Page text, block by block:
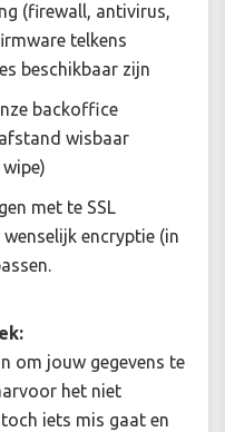
(firewall, antivirus,
telkens
beschikbaar zijn
backoffice
wisbaar
met te SSL
encryptie (in
om jouw gegevens te
het niet
iets mis gaat en